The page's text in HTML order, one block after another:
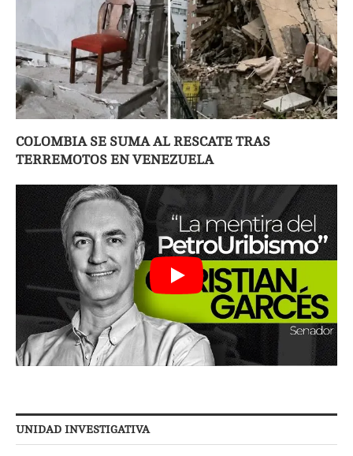
COLOMBIA SE SUMA AL RESCATE TRAS
TERREMOTOS EN VENEZUELA
UNIDAD INVESTIGATIVA